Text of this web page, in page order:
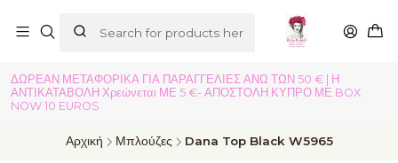
ΔΩΡΕΑΝ ΜΕΤΑΦΟΡΙΚΑ ΓΙΑ ΠΑΡΑΓΓΕΛΙΕΣ ΑΝΩ ΤΩΝ 50 € | Η
ΑΝΤΙΚΑΤΑΒΟΛΗ Χρεώνεται ΜΕ 5 €- ΑΠΟΣΤΟΛΗ ΚΥΠΡΟ ΜΕ BOX
NOW 10 EUROS
Αρχική Μπλούζες Dana Top Black W5965